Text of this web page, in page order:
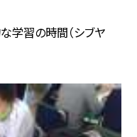
学習の時間（シブヤ